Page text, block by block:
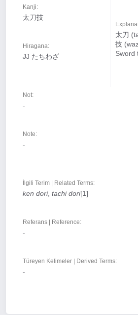
Kanji:
太刀技
Hiragana:
JJ たちわざ
太刀
技
Sword
Not:
-
Note:
-
İlgili Terim | Related Terms:
ken dori, tachi dori[1]
Referans | Reference:
-
Türeyen Kelimeler | Derived Terms:
-